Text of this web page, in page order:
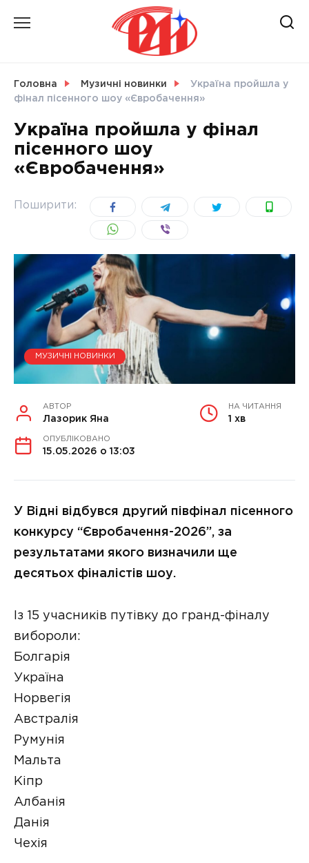
Головна Музичні новинки
Україна пройшла у
фінал пісенного шоу «Євробачення»
Україна пройшла у фінал
пісенного шоу
«Євробачення»
Поширити:
МУЗИЧНІ НОВИНКИ
АВТОР
Лазорик Яна
НА ЧИТАННЯ
1 хв
ОПУБЛІКОВАНО
15.05.2026 о 13:03
У Відні відбувся другий півфінал пісенного
конкурсу “Євробачення-2026”, за
результатами якого визначили ще
десятьох фіналістів шоу.
Із 15 учасників путівку до гранд-фіналу
вибороли:
Болгарія
Україна
Норвегія
Австралія
Румунія
Мальта
Кіпр
Албанія
Данія
Чехія